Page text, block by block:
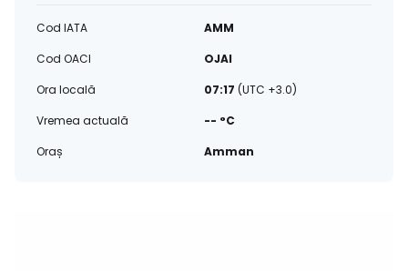
Cod IATA
AMM
Cod OACI
OJAI
Ora locală
07:17 (UTC +3.0)
Vremea actuală
-- °C
Oraș
Amman